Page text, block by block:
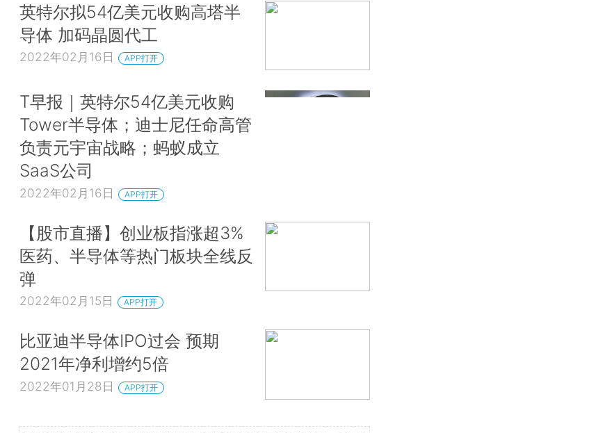
英特尔拟54亿美元收购高塔半
导体 加码晶圆代工
2022年02月16日 APP打开
T早报｜英特尔54亿美元收购
Tower半导体；迪士尼任命高管
负责元宇宙战略；蚂蚁成立
SaaS公司
2022年02月16日 APP打开
【股市直播】创业板指涨超3%
医药、半导体等热门板块全线反
弹
2022年02月15日 APP打开
比亚迪半导体IPO过会 预期
2021年净利增约5倍
2022年01月28日 APP打开